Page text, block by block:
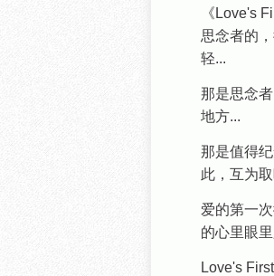
《Love's
思念者的
轻...
那是思念
地方...
那是值得
此，互为
爱的第一
的心里眼
Love's